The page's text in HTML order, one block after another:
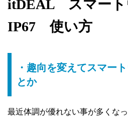
itDEAL スマート
IP67 使い方
・趣向を変えてスマー
とか
最近体調が優れない事が多くな